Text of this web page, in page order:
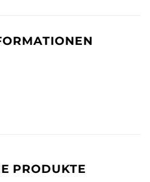
PRODUKTE